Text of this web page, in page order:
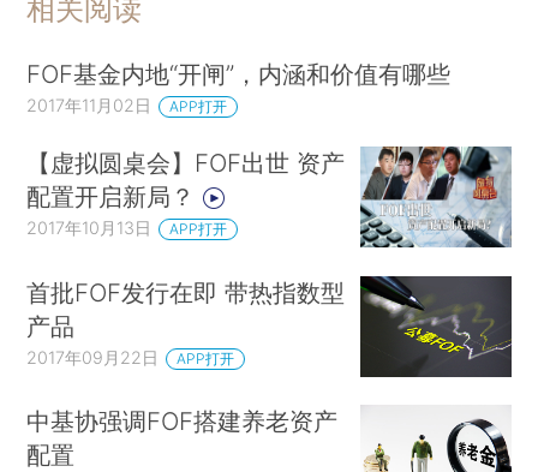
相关阅读
FOF基金内地“开闸”，内涵和价值有哪些
2017年11月02日 APP打开
【虚拟圆桌会】FOF出世 资产
配置开启新局？
2017年10月13日 APP打开
首批FOF发行在即 带热指数型
产品
2017年09月22日 APP打开
中基协强调FOF搭建养老资产
配置